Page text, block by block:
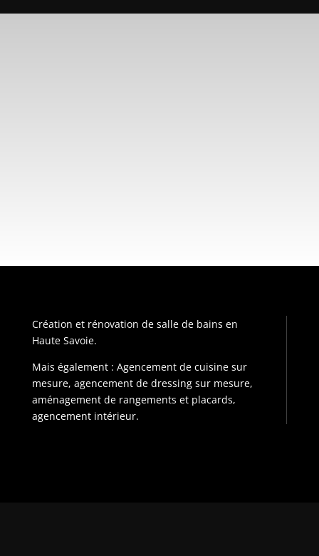
Création et rénovation de salle de bains en
Haute Savoie.
Mais également : Agencement de cuisine sur
mesure, agencement de dressing sur mesure,
aménagement de rangements et placards,
agencement intérieur.